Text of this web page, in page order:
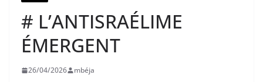
# L’ANTISRAÉLIME
ÉMERGENT
26/04/2026 mbéja